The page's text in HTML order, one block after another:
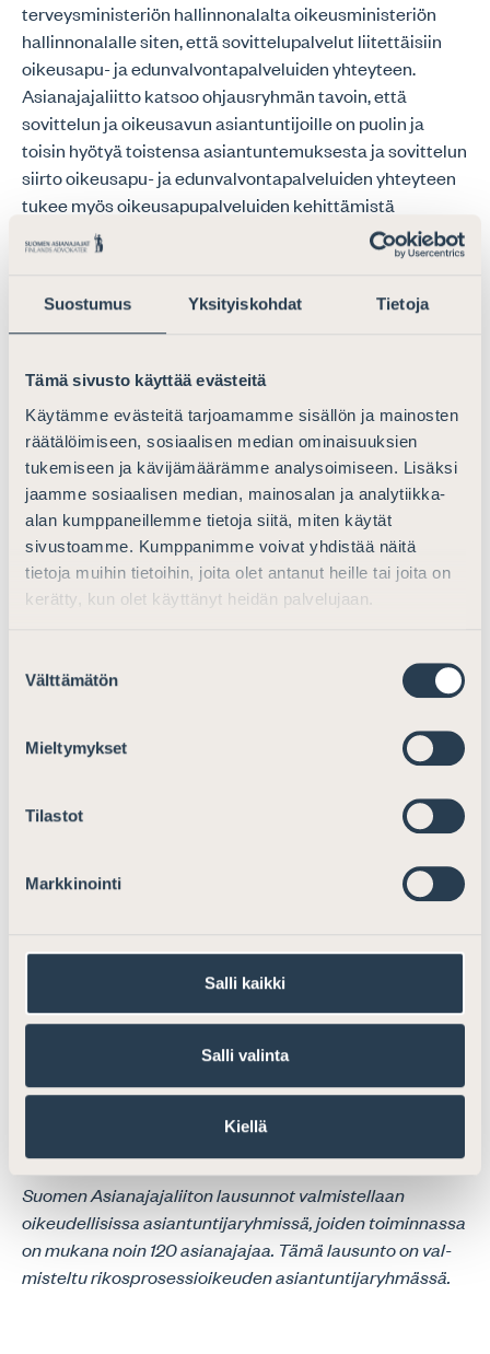
Suostumus Yksityiskohdat Tietoja
Tämä sivusto käyttää evästeitä
Käytämme evästeitä tarjoamamme sisällön ja mainosten
räätälöimiseen, sosiaalisen median ominaisuuksien
tukemiseen ja kävijämäärämme analysoimiseen. Lisäksi
jaamme sosiaalisen median, mainosalan ja analytiikka-
alan kumppaneillemme tietoja siitä, miten käytät
sivustoamme. Kumppanimme voivat yhdistää näitä
tietoja muihin tietoihin, joita olet antanut heille tai joita on
kerätty, kun olet käyttänyt heidän palvelujaan.
valinta
Välttämätön
Mieltymykset
Tilastot
Markkinointi
Salli kaikki
Salli valinta
Kiellä
terveysministeriön hallinnonalalta oikeusministeriön
hallinnonalalle siten, että sovittelupalvelut liitettäisiin
oikeusapu- ja edunvalvontapalveluiden yhteyteen.
Asianajajaliitto katsoo ohjausryhmän tavoin, että
sovittelun ja oikeusavun asiantuntijoille on puolin ja
toisin hyötyä toistensa asiantuntemuksesta ja sovittelun
siirto oikeusapu- ja edunvalvontapalveluiden yhteyteen
tukee myös oikeusapupalveluiden kehittämistä
sovittelua tukevaan suuntaan. Siirron käytännön
toteutukseen liittyy kuitenkin useita avoimia seikkoja,
Asianajajaliitto kiinnittää tältä osin huomiota erityisesti
oikeusapua annetaan samasta toimistosta,
esteellisyystilanteita syntyy entistä enemmän sekä
oikeusapuun että sovitteluun. Mahdolliset esteellisyydet
täytyy kyetä selvittämään ajantasaisesti ja
esteellisyyskysymysten selvittäminen täytyy voida
tehdä tehokkaasti myös vapaaehtoistyöntekijöinä
toimivien sovittelijoiden osalta. Esteellisyyksien lisäksi
on hyvä kiinnittää huomiota myös julkisena
oikeusavustajina toimivien asianajajien hyvää
muun muassa toiminnan järjestämistä. Myös toiminnan
riittävä resursointi on tärkeää, jotta palvelu toteutuu
SUOMEN ASIANAJAJALIITTO
Asianajotoimisto Merilampi Oy, Helsinki
Suomen Asianajajaliiton lausunnot valmistellaan
oikeudellisissa asiantuntijaryh­missä, joiden toiminnassa
on mukana noin 120 asianajajaa. Tämä lausunto on val­
misteltu rikosprosessioikeuden asiantuntijaryhmässä.